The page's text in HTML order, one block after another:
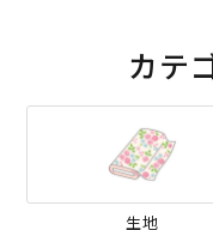
カテ
生地